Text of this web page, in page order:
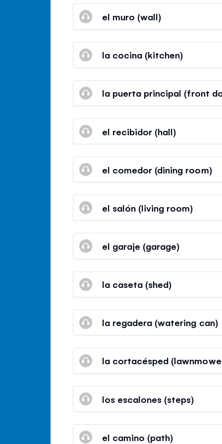
el muro (wall)
la cocina (kitchen)
la puerta principal (front
el recibidor (hall)
el comedor (dining room)
el salón (living room)
el garaje (garage)
la caseta (shed)
la regadera (watering can)
la cortacésped
los escalones (steps)
el camino (path)